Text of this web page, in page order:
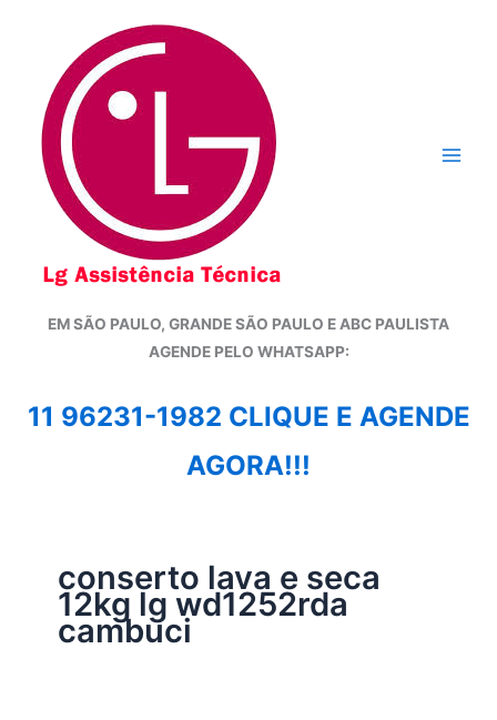
conteúdo
EM SÃO PAULO, GRANDE SÃO PAULO E ABC PAULISTA
AGENDE PELO WHATSAPP:
11 96231-1982 CLIQUE E AGENDE
AGORA!!!
conserto lava e seca
12kg lg wd1252rda
cambuci